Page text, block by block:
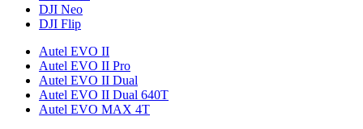
DJI Neo
DJI Flip
Autel EVO II
Autel EVO II Pro
Autel EVO II Dual
Autel EVO II Dual 640T
Autel EVO MAX 4T